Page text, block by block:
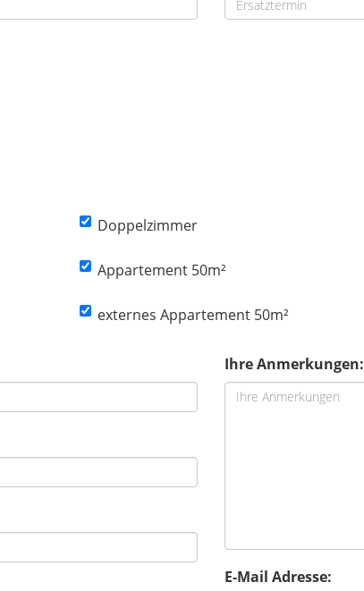
Doppelzimmer
Appartement 50m²
externes Appartement 50m²
Ihre Anmerkungen:
E-Mail Adresse: